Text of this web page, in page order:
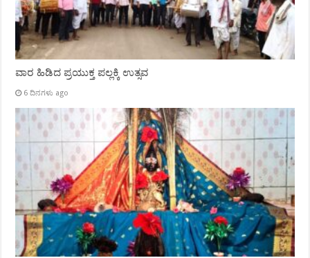
ವಾರ ಹಿಡಿದ ಪ್ರಯುಕ್ತ ಪಲ್ಲಕ್ಕಿ ಉತ್ಸವ
6 ದಿನಗಳು ago